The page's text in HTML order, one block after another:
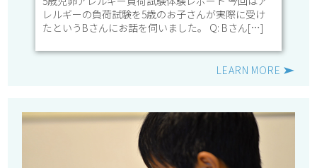
レルギーの負荷試験を5歳のお子さんが実際に受け
たというBさんにお話を伺いました。 Q: Bさん[…]
LEARN MORE